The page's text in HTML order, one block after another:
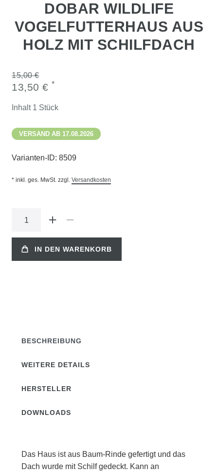
DOBAR WILDLIFE
VOGELFUTTERHAUS AUS
HOLZ MIT SCHILFDACH
15,00 €
13,50 € *
Inhalt 1 Stück
VERSAND AB 17.08.2026
Varianten-ID: 8509
* inkl. ges. MwSt. zzgl. Versandkosten
IN DEN WARENKORB
BESCHREIBUNG
WEITERE DETAILS
HERSTELLER
DOWNLOADS
Das Haus ist aus Baum-Rinde gefertigt und das
Dach wurde mit Schilf gedeckt. Kann an